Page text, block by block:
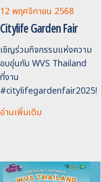
12 พฤศจิกายน 2568
Citylife Garden Fair
เชิญร่วมกิจกรรมแห่งความ
อบอุ่นกับ WVS Thailand
ที่งาน
#citylifegardenfair2025!
อ่านเพิ่มเติม